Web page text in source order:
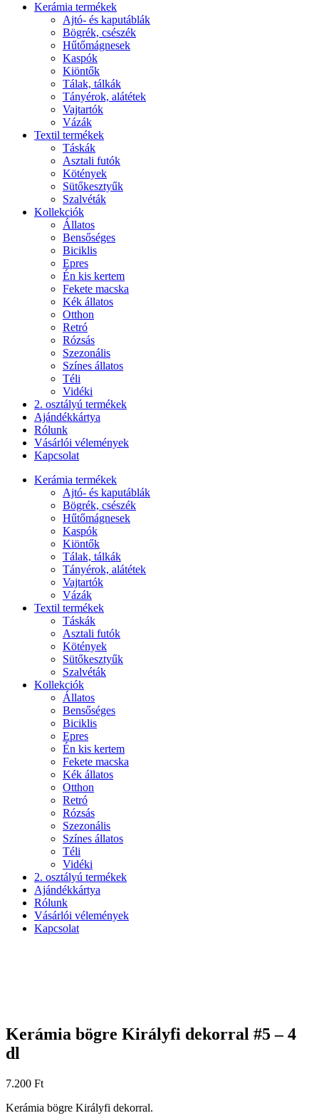
Kerámia termékek
Ajtó- és kaputáblák
Bögrék, csészék
Hűtőmágnesek
Kaspók
Kiöntők
Tálak, tálkák
Tányérok, alátétek
Vajtartók
Vázák
Textil termékek
Táskák
Asztali futók
Kötények
Sütőkesztyűk
Szalvéták
Kollekciók
Állatos
Bensőséges
Biciklis
Epres
Én kis kertem
Fekete macska
Kék állatos
Otthon
Retró
Rózsás
Szezonális
Színes állatos
Téli
Vidéki
2. osztályú termékek
Ajándékkártya
Rólunk
Vásárlói vélemények
Kapcsolat
Kerámia termékek
Ajtó- és kaputáblák
Bögrék, csészék
Hűtőmágnesek
Kaspók
Kiöntők
Tálak, tálkák
Tányérok, alátétek
Vajtartók
Vázák
Textil termékek
Táskák
Asztali futók
Kötények
Sütőkesztyűk
Szalvéták
Kollekciók
Állatos
Bensőséges
Biciklis
Epres
Én kis kertem
Fekete macska
Kék állatos
Otthon
Retró
Rózsás
Szezonális
Színes állatos
Téli
Vidéki
2. osztályú termékek
Ajándékkártya
Rólunk
Vásárlói vélemények
Kapcsolat
Kerámia bögre Királyfi dekorral #5 – 4
dl
7.200 Ft
Kerámia bögre Királyfi dekorral.